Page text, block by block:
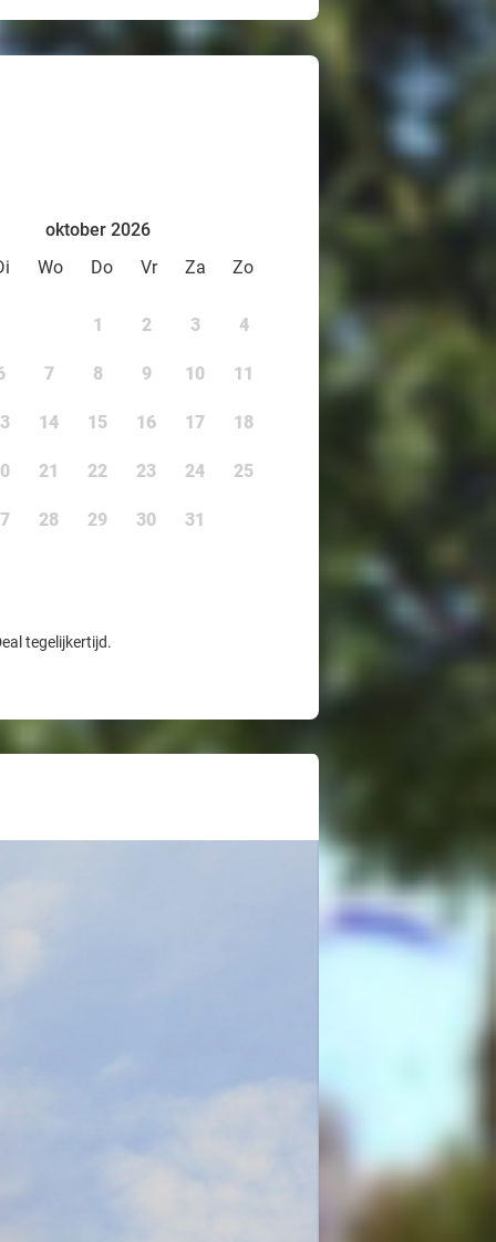
oktober 2026
Wo Do Vr Za Zo
1 2 3 4
7 8 9 10 11
14 15 16 17 18
21 22 23 24 25
28 29 30 31
tegelijkertijd.